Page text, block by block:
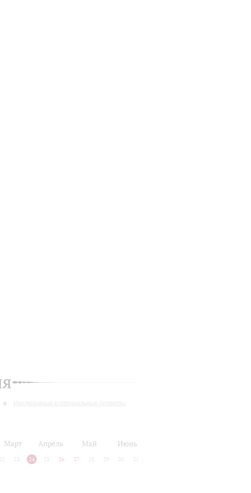
Инклюзивные и специальные проекты
Март Апрель Май Июнь
22 23 24 25 26 27 28 29 30 31